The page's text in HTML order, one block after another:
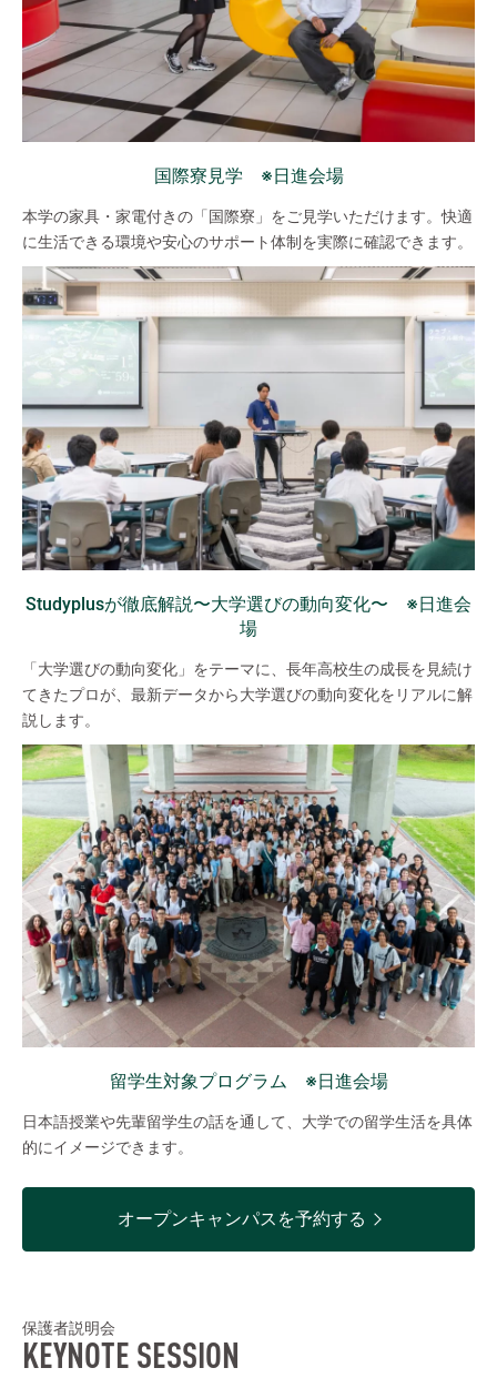
国際寮見学 ※日進会場
本学の家具・家電付きの「国際寮」をご見学いただけます。快適
に生活できる環境や安心のサポート体制を実際に確認できます。
Studyplusが徹底解説〜大学選びの動向変化〜 ※日進会
場
「大学選びの動向変化」をテーマに、長年高校生の成長を見続け
てきたプロが、最新データから大学選びの動向変化をリアルに解
説します。
留学生対象プログラム ※日進会場
日本語授業や先輩留学生の話を通して、大学での留学生活を具体
的にイメージできます。
オープンキャンパスを予約する
保護者説明会
KEYNOTE SESSION